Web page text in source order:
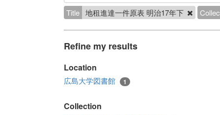
Title 地租進達一件原表 明治17年下
Refine my results
Location
広島大学図書館 1
Collection